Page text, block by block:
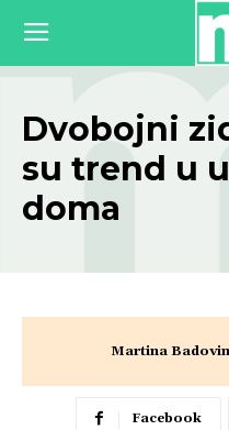
Dvobojni
su trend u
doma
Martina
Facebook